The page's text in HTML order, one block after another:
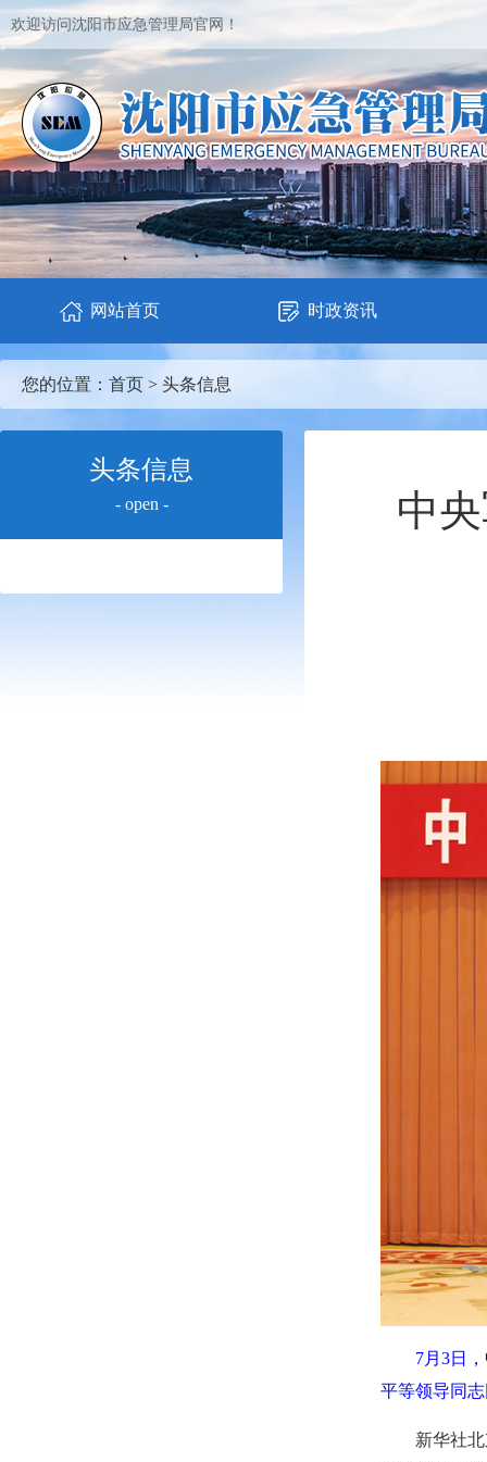
欢迎访问沈阳市应急管理局官网！
网站首页 时政资讯
您的位置： 首页 > 头条信息
头条信息
- open - 中
7月3日
平等领导同
新华社